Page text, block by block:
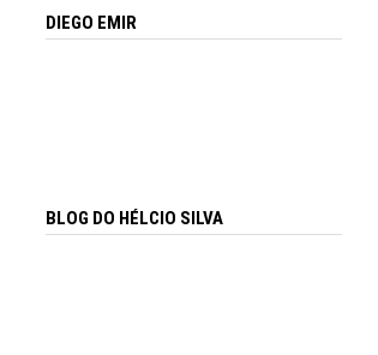
DIEGO EMIR
BLOG DO HÉLCIO SILVA